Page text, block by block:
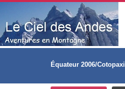
Équateur 2006/Cotopaxi